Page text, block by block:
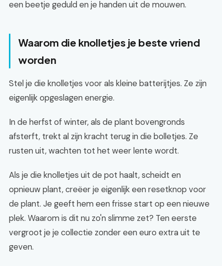
een beetje geduld en je handen uit de mouwen.
Waarom die knolletjes je beste vriend
worden
Stel je die knolletjes voor als kleine batterijtjes. Ze zijn
eigenlijk opgeslagen energie.
In de herfst of winter, als de plant bovengronds
afsterft, trekt al zijn kracht terug in die bolletjes. Ze
rusten uit, wachten tot het weer lente wordt.
Als je die knolletjes uit de pot haalt, scheidt en
opnieuw plant, creëer je eigenlijk een resetknop voor
de plant. Je geeft hem een frisse start op een nieuwe
plek. Waarom is dit nu zo'n slimme zet? Ten eerste
vergroot je je collectie zonder een euro extra uit te
geven.